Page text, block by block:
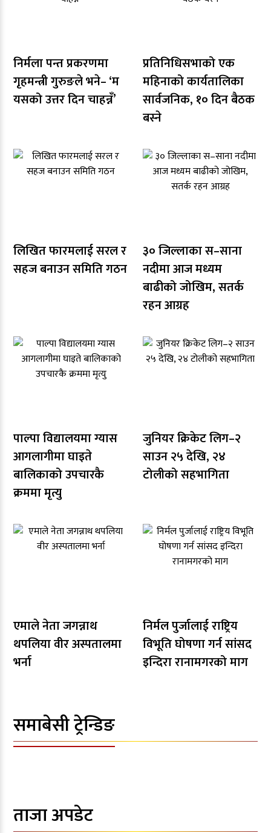
निर्मला पन्त प्रकरणमा
गृहमन्त्री गुरुङले भने– ‘म
यसको उत्तर दिन चाहन्नँ’
प्रतिनिधिसभाको एक
महिनाको कार्यतालिका
सार्वजनिक, १० दिन बैठक
बस्ने
लिखित फारमलाई सरल र
सहज बनाउन समिति गठन
३० जिल्लाका स–साना
नदीमा आज मध्यम
बाढीको जोखिम, सतर्क
रहन आग्रह
पाल्पा विद्यालयमा ग्यास
आगलागीमा घाइते
बालिकाको उपचारकै
क्रममा मृत्यु
जुनियर क्रिकेट लिग–२
साउन २५ देखि, २४
टोलीको सहभागिता
एमाले नेता जगन्नाथ
थपलिया वीर अस्पतालमा
भर्ना
निर्मल पुर्जालाई राष्ट्रिय
विभूति घोषणा गर्न सांसद
इन्दिरा रानामगरको माग
समाबेसी ट्रेन्डिङ
ताजा अपडेट